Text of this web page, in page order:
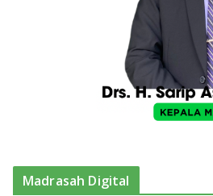
Madrasah Digital